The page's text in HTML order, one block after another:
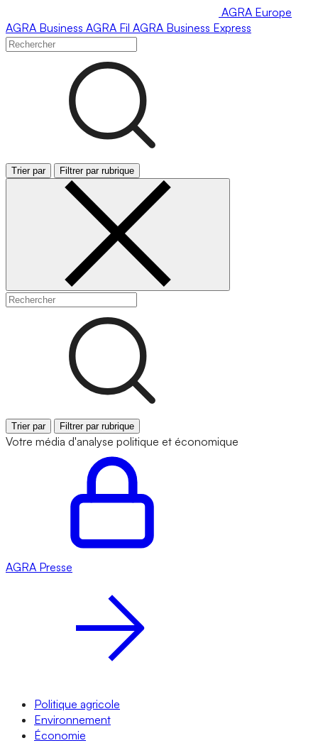
AGRA Europe
AGRA Business AGRA Fil AGRA Business Express
Trier par Filtrer par rubrique
Trier par Filtrer par rubrique
Votre média d'analyse politique et économique
AGRA Presse
Politique agricole
Environnement
Économie